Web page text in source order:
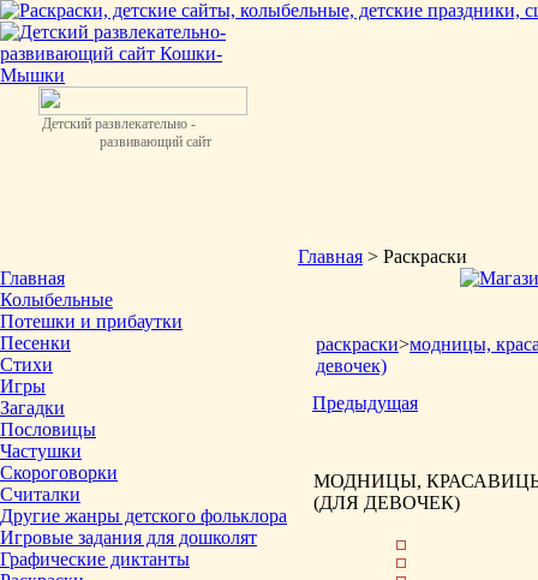
Детский развлекательно -
развивающий сайт
Главная
Колыбельные
Потешки и прибаутки
Песенки
Стихи
Игры
Загадки
Пословицы
Частушки
Скороговорки
Считалки
Другие жанры детского фольклора
Игровые задания для дошколят
Графические диктанты
Главная > Раскраски
раскраски>модницы,
девочек)
Предыдущая
МОДНИЦЫ,
(ДЛЯ ДЕВОЧЕК)